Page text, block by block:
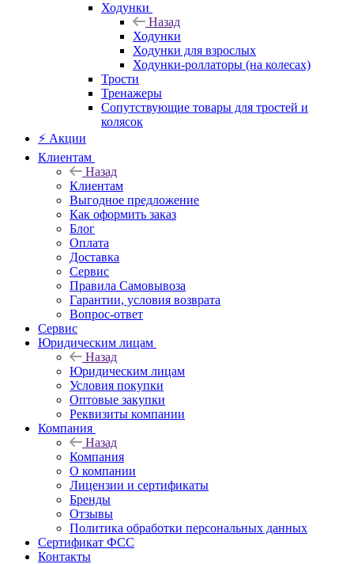
Ходунки
Назад
Ходунки
Ходунки для взрослых
Ходунки-роллаторы (на колесах)
Трости
Тренажеры
Сопутствующие товары для тростей и
колясок
⚡ Акции
Клиентам
Назад
Клиентам
Выгодное предложение
Как оформить заказ
Блог
Оплата
Доставка
Сервис
Правила Самовывоза
Гарантии, условия возврата
Вопрос-ответ
Сервис
Юридическим лицам
Назад
Юридическим лицам
Условия покупки
Оптовые закупки
Реквизиты компании
Компания
Назад
Компания
О компании
Лицензии и сертификаты
Бренды
Отзывы
Политика обработки персональных данных
Сертификат ФСС
Контакты